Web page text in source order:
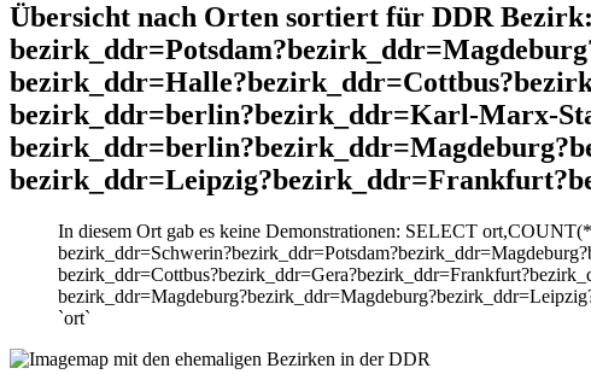
Übersicht nach Orten sortiert für DDR
bezirk_ddr=berlin?bezirk_ddr=Karl-Marx-
In diesem Ort gab es keine Demonstrationen: SELECT
`ort`